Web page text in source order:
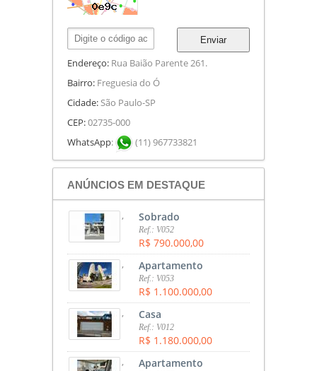
Enviar
Endereço: Rua Baião Parente 261.
Bairro: Freguesia do Ó
Cidade:São Paulo-SP
CEP:02735-000
WhatsApp: (11) 967733821
ANÚNCIOS EM DESTAQUE
, Sobrado
Ref.: V052
R$ 790.000,00
, Apartamento
Ref.: V053
R$ 1.100.000,00
, Casa
Ref.: V012
R$ 1.180.000,00
, Apartamento